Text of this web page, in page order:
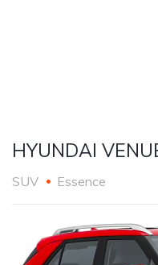
HYUNDAI
SUV Essence